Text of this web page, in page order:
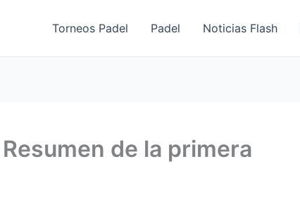
Torneos Padel Padel Noticias Flash
de la primera